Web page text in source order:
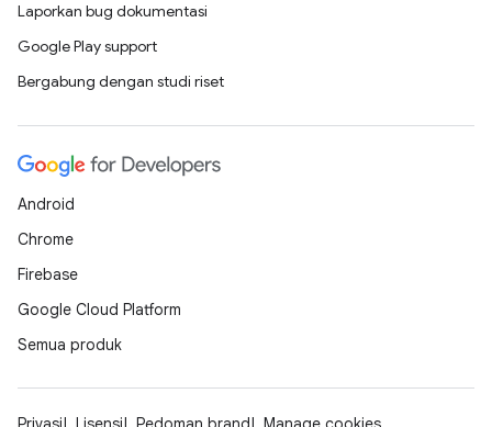
Laporkan bug dokumentasi
Google Play support
Bergabung dengan studi riset
Android
Chrome
Firebase
Google Cloud Platform
Semua produk